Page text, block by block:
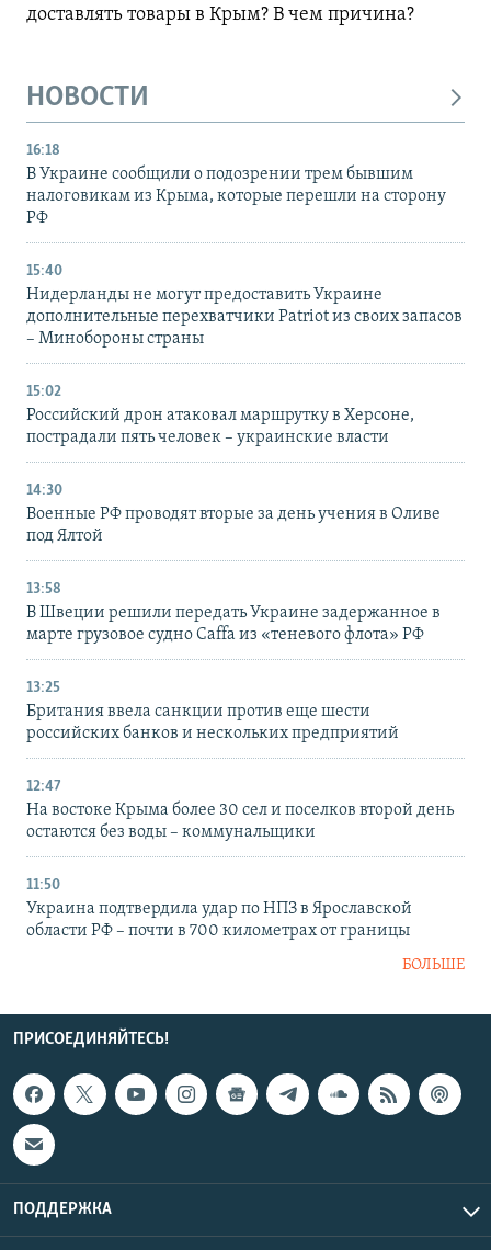
доставлять товары в Крым? В чем причина?
НОВОСТИ
16:18
В Украине сообщили о подозрении трем бывшим
налоговикам из Крыма, которые перешли на сторону
РФ
15:40
Нидерланды не могут предоставить Украине
дополнительные перехватчики Patriot из своих запасов
– Минобороны страны
15:02
Российский дрон атаковал маршрутку в Херсоне,
пострадали пять человек – украинские власти
14:30
Военные РФ проводят вторые за день учения в Оливе
под Ялтой
13:58
В Швеции решили передать Украине задержанное в
марте грузовое судно Caffa из «теневого флота» РФ
13:25
Британия ввела санкции против еще шести
российских банков и нескольких предприятий
12:47
На востоке Крыма более 30 сел и поселков второй день
остаются без воды – коммунальщики
11:50
Украина подтвердила удар по НПЗ в Ярославской
области РФ – почти в 700 километрах от границы
БОЛЬШЕ
ПРИСОЕДИНЯЙТЕСЬ!
ПОДДЕРЖКА